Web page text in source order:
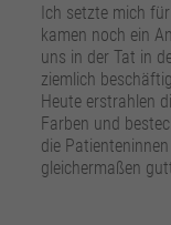
Ich setzte mich
kamen noch ein
uns in der Tat in
ziemlich
Heute erstrahlen
Farben und
die
gleichermaßen